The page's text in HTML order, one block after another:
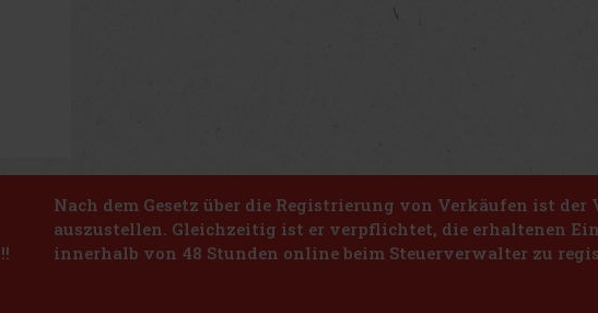
Nach dem Gesetz über die Registrierung von Verkäufen ist
auszustellen. Gleichzeitig ist er verpflichtet, die erhaltenen
innerhalb von 48 Stunden online beim Steuerverwalter zu